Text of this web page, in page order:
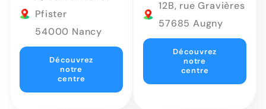
Pfister
54000 Nancy
Découvrez
notre
centre
12B, rue Gravières
57685 Augny
Découvrez
notre
centre